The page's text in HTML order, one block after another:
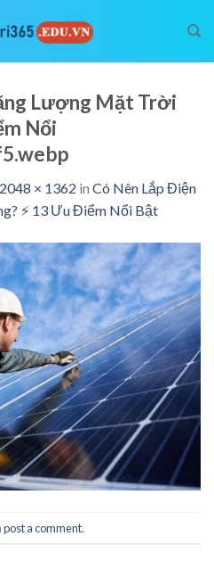
Lượng Mặt Trời
Nổi
2048 × 1362 in Có Nên Lắp Điện
⚡️ 13 Ưu Điểm Nổi Bật
post a comment.